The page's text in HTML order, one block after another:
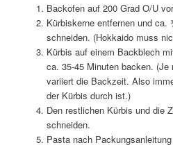
Backofen auf 200 Grad O/U
Kürbiskerne entfernen und
schneiden. (Hokkaido muss
Kürbis auf einem Backblech
ca. 35-45 Minuten backen.
variiert die Backzeit. Also
der Kürbis durch ist.)
Den restlichen Kürbis und die
schneiden.
Pasta nach